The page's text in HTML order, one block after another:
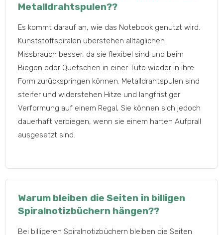
Metalldrahtspulen??
Es kommt darauf an, wie das Notebook genutzt wird.
Kunststoffspiralen überstehen alltäglichen
Missbrauch besser, da sie flexibel sind und beim
Biegen oder Quetschen in einer Tüte wieder in ihre
Form zurückspringen können. Metalldrahtspulen sind
steifer und widerstehen Hitze und langfristiger
Verformung auf einem Regal, Sie können sich jedoch
dauerhaft verbiegen, wenn sie einem harten Aufprall
ausgesetzt sind.
Warum bleiben die Seiten in billigen
Spiralnotizbüchern hängen??
Bei billigeren Spiralnotizbüchern bleiben die Seiten